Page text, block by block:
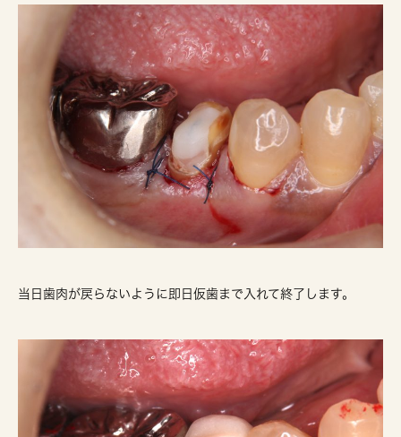
当日歯肉が戻らないように即日仮歯まで入れて終了します。